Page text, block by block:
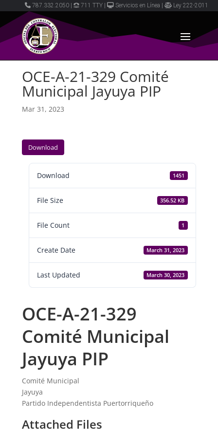
787.332.2050 711 TTY Servicios en Línea Ley 222-2011
OCE-A-21-329 Comité
Municipal Jayuya PIP
Mar 31, 2023
Download
Download 1451
File Size 356.52 KB
File Count 1
Create Date March 31, 2023
Last Updated March 30, 2023
OCE-A-21-329
Comité Municipal
Jayuya PIP
Comité Municipal
Jayuya
Partido Independentista Puertorriqueño
Attached Files